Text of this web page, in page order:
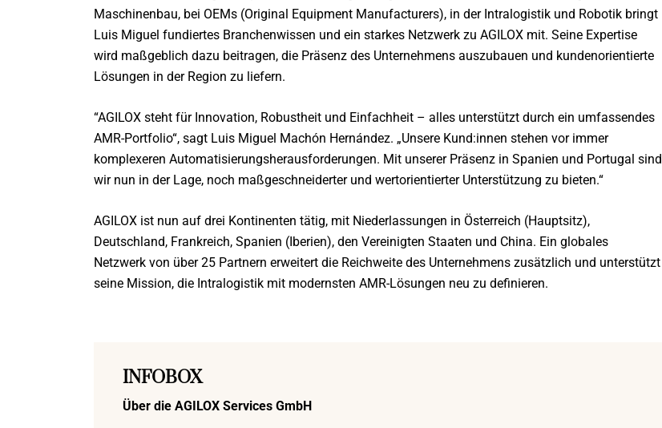
Maschinenbau, bei OEMs (Original Equipment Manufacturers), in der Intralogistik und Robotik bringt
Luis Miguel fundiertes Branchenwissen und ein starkes Netzwerk zu AGILOX mit. Seine Expertise
wird maßgeblich dazu beitragen, die Präsenz des Unternehmens auszubauen und kundenorientierte
Lösungen in der Region zu liefern.
“AGILOX steht für Innovation, Robustheit und Einfachheit – alles unterstützt durch ein umfassendes
AMR-Portfolio“, sagt Luis Miguel Machón Hernández. „Unsere Kund:innen stehen vor immer
komplexeren Automatisierungsherausforderungen. Mit unserer Präsenz in Spanien und Portugal sind
wir nun in der Lage, noch maßgeschneiderter und wertorientierter Unterstützung zu bieten.“
AGILOX ist nun auf drei Kontinenten tätig, mit Niederlassungen in Österreich (Hauptsitz),
Deutschland, Frankreich, Spanien (Iberien), den Vereinigten Staaten und China. Ein globales
Netzwerk von über 25 Partnern erweitert die Reichweite des Unternehmens zusätzlich und unterstützt
seine Mission, die Intralogistik mit modernsten AMR-Lösungen neu zu definieren.
INFOBOX
Über die AGILOX Services GmbH